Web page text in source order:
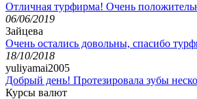
Отличная турфирма! Очень
06/06/2019
Зайцева
Очень остались довольны, спасибо
18/10/2018
yuliyamai2005
Добрый день! Протезировала зубы
Курсы валют